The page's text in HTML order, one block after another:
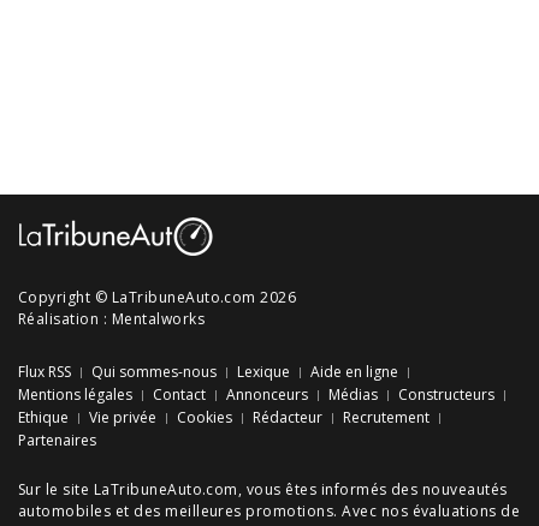
Copyright © LaTribuneAuto.com 2026
Réalisation : Mentalworks
Flux RSS Qui sommes-nous Lexique
Aide en ligne
Mentions légales
Contact Annonceurs Médias
Constructeurs
Ethique
Vie privée Cookies Rédacteur
Recrutement
Partenaires
Sur le site LaTribuneAuto.com, vous êtes informés des nouveautés
automobiles et des meilleures promotions. Avec nos évaluations de